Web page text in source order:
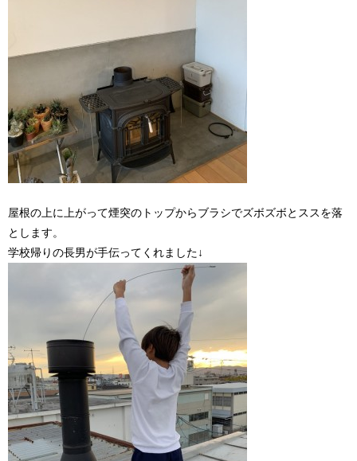
屋根の上に上がって煙突のトップからブラシでズボズボとススを落
とします。
学校帰りの長男が手伝ってくれました↓